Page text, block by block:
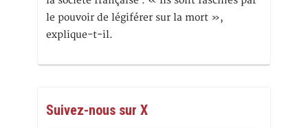
le pouvoir de légiférer sur la mort »,
explique-t-il.
Suivez-nous sur X